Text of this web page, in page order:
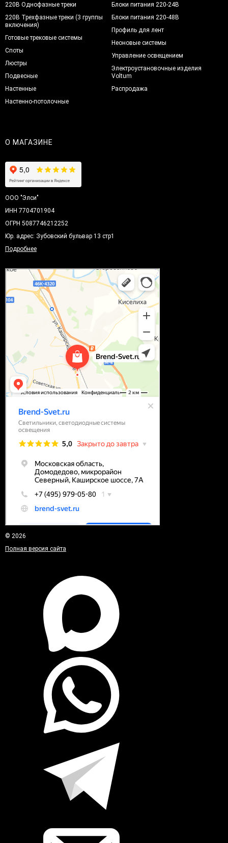
220В Однофазные треки
220В Трехфазные треки (3 группы
включения)
Готовые трековые системы
Споты
Люстры
Подвесные
Настенные
Настенно-потолочные
Блоки питания 220-24В
Блоки питания 220-48В
Профиль для лент
Неоновые системы
Управление освещением
Электроустановочные изделия
Voltum
Распродажа
О МАГАЗИНЕ
ООО "Элси"
ИНН 7704701904
ОГРН 5087746212252
Юр. адрес: Зубовский бульвар 13 стр1
Подробнее
© 2026
Полная версия сайта